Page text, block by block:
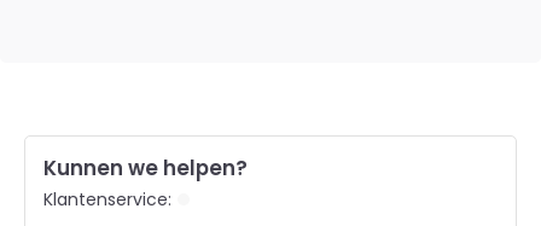
Kunnen we helpen?
Klantenservice: